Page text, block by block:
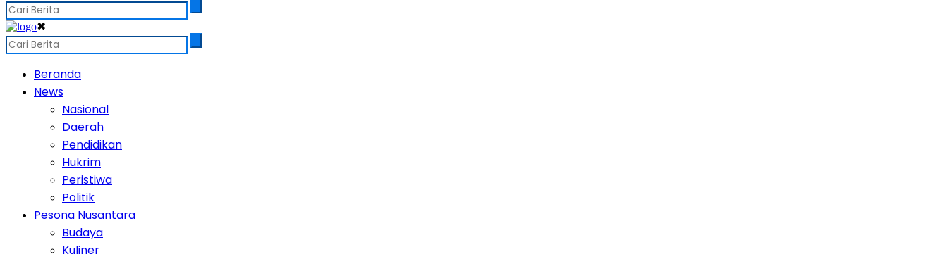
✖
Beranda
News
Nasional
Daerah
Pendidikan
Hukrim
Peristiwa
Politik
Pesona Nusantara
Budaya
Kuliner